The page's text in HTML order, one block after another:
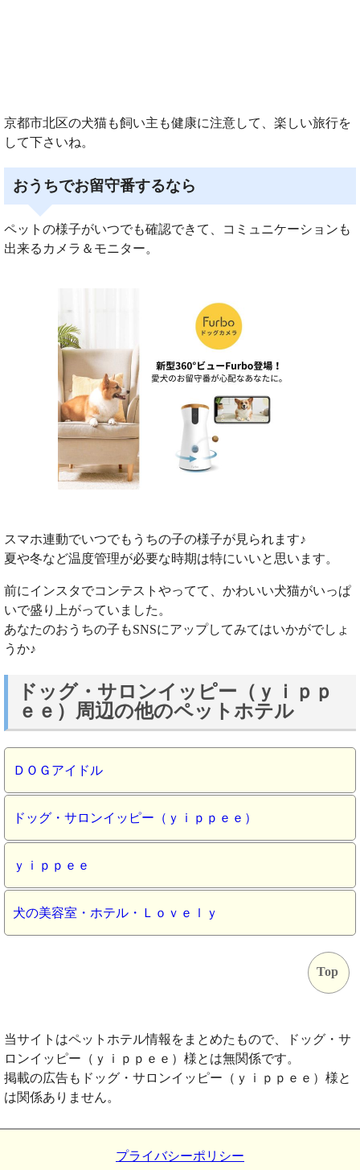
京都市北区の犬猫も飼い主も健康に注意して、楽しい旅行を
して下さいね。
おうちでお留守番するなら
ペットの様子がいつでも確認できて、コミュニケーションも
出来るカメラ＆モニター。
スマホ連動でいつでもうちの子の様子が見られます♪
夏や冬など温度管理が必要な時期は特にいいと思います。
前にインスタでコンテストやってて、かわいい犬猫がいっぱ
いで盛り上がっていました。
あなたのおうちの子もSNSにアップしてみてはいかがでしょ
うか♪
ドッグ・サロンイッピー（ｙｉｐｐ
ｅｅ）周辺の他のペットホテル
ＤＯＧアイドル
ドッグ・サロンイッピー（ｙｉｐｐｅｅ）
ｙｉｐｐｅｅ
犬の美容室・ホテル・Ｌｏｖｅｌｙ
Top
当サイトはペットホテル情報をまとめたもので、ドッグ・サ
ロンイッピー（ｙｉｐｐｅｅ）様とは無関係です。
掲載の広告もドッグ・サロンイッピー（ｙｉｐｐｅｅ）様と
は関係ありません。
プライバシーポリシー